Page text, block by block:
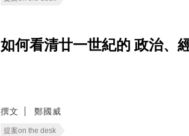
如何看清廿一世紀的 政治、
撰文 鄭國威
提案on the desk